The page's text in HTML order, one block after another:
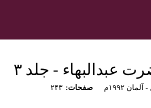
عبدالبهاء - جلد ۳
۲۴۳ :صفحات ۱۹۹۲م